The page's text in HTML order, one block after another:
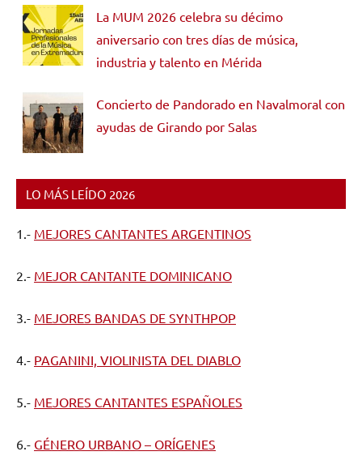
La MUM 2026 celebra su décimo
aniversario con tres días de música,
industria y talento en Mérida
Concierto de Pandorado en Navalmoral con
ayudas de Girando por Salas
LO MÁS LEÍDO 2026
1.- MEJORES CANTANTES ARGENTINOS
2.- MEJOR CANTANTE DOMINICANO
3.- MEJORES BANDAS DE SYNTHPOP
4.- PAGANINI, VIOLINISTA DEL DIABLO
5.- MEJORES CANTANTES ESPAÑOLES
6.- GÉNERO URBANO – ORÍGENES